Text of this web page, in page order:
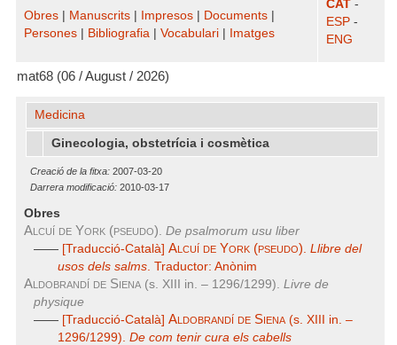
Obres Manuscrits Impresos Documents
Persones
Bibliografia Vocabulari Imatges
CAT -
ESP -
ENG
mat68 (06 / August / 2026)
Medicina
Ginecologia, obstetrícia i cosmètica
Creació de la fitxa: 2007-03-20
Darrera modificació: 2010-03-17
Obres
Alcuí de York (pseudo). De psalmorum usu liber
—— [Traducció-Català] Alcuí de York (pseudo). Llibre del
usos dels salms. Traductor: Anònim
Aldobrandí de Siena (s. XIII in. – 1296/1299). Livre de
physique
—— [Traducció-Català] Aldobrandí de Siena(s. XIII in. –
1296/1299). De com tenir cura els cabells